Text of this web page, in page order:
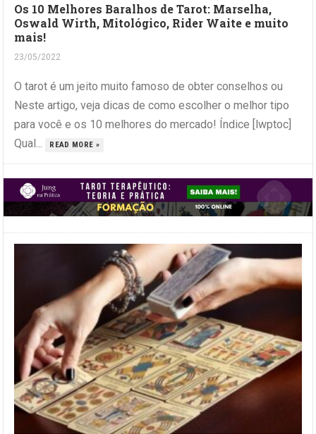
Os 10 Melhores Baralhos de Tarot: Marselha,
Oswald Wirth, Mitológico, Rider Waite e muito
mais!
23/05/2022
O tarot é um jeito muito famoso de obter conselhos ou
Neste artigo, veja dicas de como escolher o melhor tipo
para você e os 10 melhores do mercado! Índice [lwptoc]
Qual...
READ MORE »